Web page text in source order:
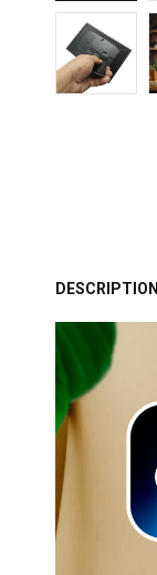
DESCRIPTION